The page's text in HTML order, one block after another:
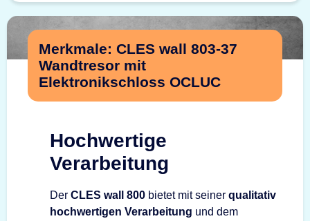
Merkmale: CLES wall 803-37
Wandtresor mit
Elektronikschloss OCLUC
Hochwertige
Verarbeitung
Der CLES wall 800 bietet mit seiner qualitativ
hochwertigen Verarbeitung und dem